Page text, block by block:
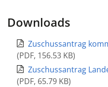
Downloads
Zuschussantrag
(PDF, 156.53 KB)
Zuschussantrag
(PDF, 65.79 KB)